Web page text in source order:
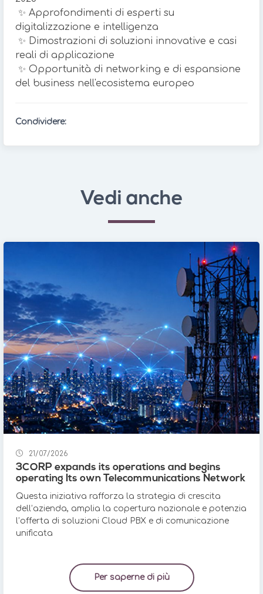
✨ Approfondimenti di esperti su
digitalizzazione e intelligenza
✨ Dimostrazioni di soluzioni innovative e casi
reali di applicazione
✨ Opportunità di networking e di espansione
del business nell'ecosistema europeo
Condividere:
Vedi anche
21/07/2026
3CORP expands its operations and begins
operating Its own Telecommunications Network
Questa iniziativa rafforza la strategia di crescita
dell’azienda, amplia la copertura nazionale e potenzia
l’offerta di soluzioni Cloud PBX e di comunicazione
unificata
Per saperne di più